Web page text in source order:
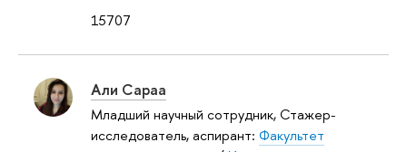
15707
Али Сараа
Младший научный сотрудник, Стажер-
исследователь, аспирант: Факультет